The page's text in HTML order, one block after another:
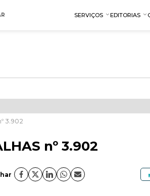
SERVIÇOS EDITORIAS
3.902
nº 3.902